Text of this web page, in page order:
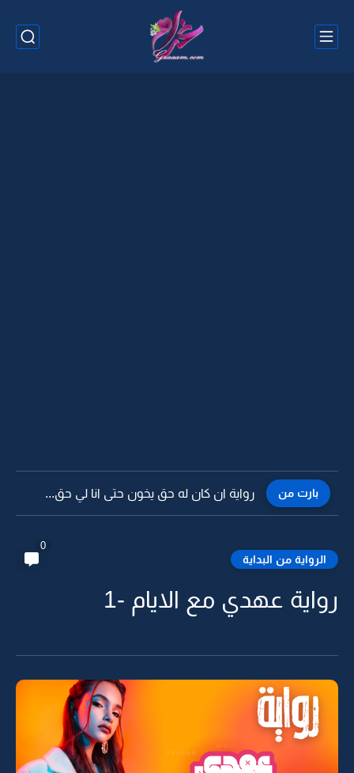
بارت من رواية ان كان له حق يخون حتى انا لي حق...
الرواية من البداية
0
رواية عهدي مع الايام -1